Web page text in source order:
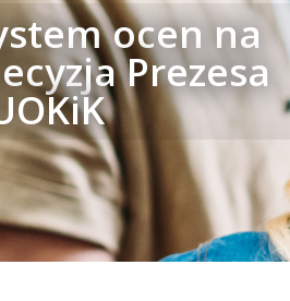
ocen na
Prezesa